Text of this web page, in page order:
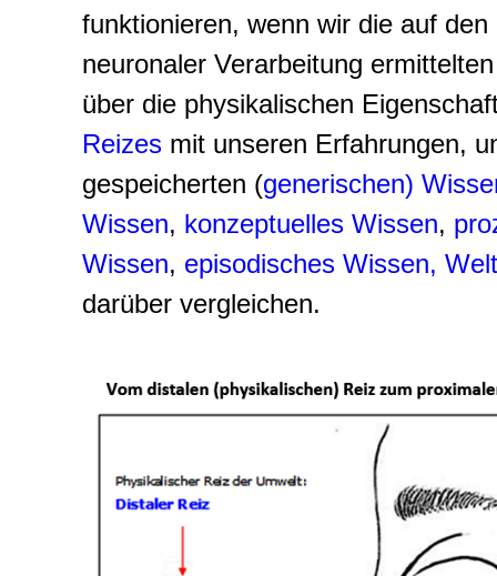
funktionieren, wenn wir die auf
neuronaler Verarbeitung
über die physikalischen
Reizes mit unseren Erfahrungen,
gespeicherten (generischen)
Wissen, konzeptuelles Wissen,
Wissen, episodisches Wissen,
darüber vergleichen.